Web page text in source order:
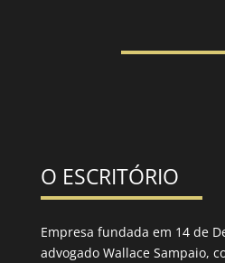
O ESCRITÓRIO
Empresa fundada em 14 de
advogado Wallace Sampaio,